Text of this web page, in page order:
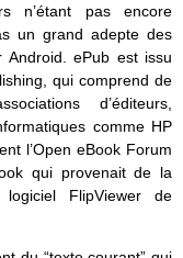
n’étant pas encore
un grand adepte des
ePub est issu
qui comprend de
d’éditeurs,
comme HP
l’Open eBook Forum
qui provenait de la
FlipViewer de